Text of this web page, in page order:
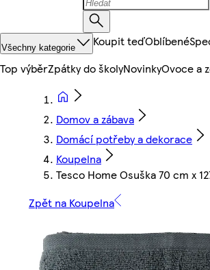
Všechny kategorie Koupit teďOblíbené
Top výběrZpátky do školyNovinkyOvoce a
Domov a zábava
Domácí potřeby a dekorace
Koupelna
Tesco Home Osuška 70 cm x
Zpět na Koupelna